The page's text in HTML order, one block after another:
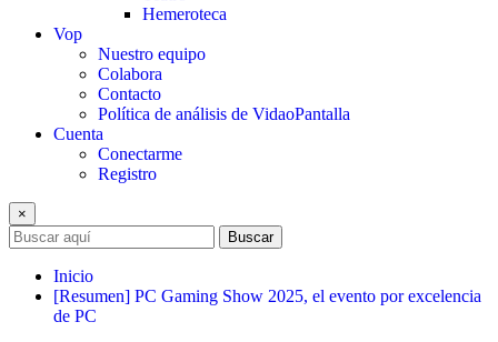
Hemeroteca
Vop
Nuestro equipo
Colabora
Contacto
Política de análisis de VidaoPantalla
Cuenta
Conectarme
Registro
×
Buscar
Inicio
[Resumen] PC Gaming Show 2025, el evento por excelencia
de PC